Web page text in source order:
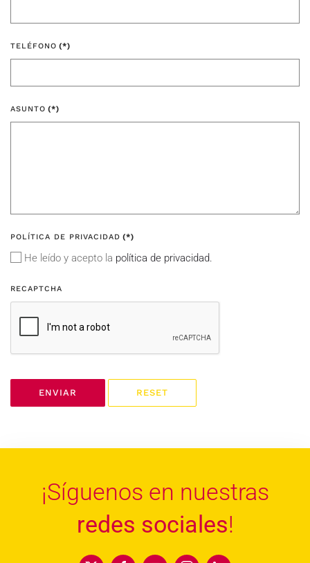
TELÉFONO (*)
ASUNTO (*)
POLÍTICA DE PRIVACIDAD (*)
He leído y acepto la política de privacidad.
RECAPTCHA
ENVIAR RESET
¡Síguenos en nuestras
redes sociales!